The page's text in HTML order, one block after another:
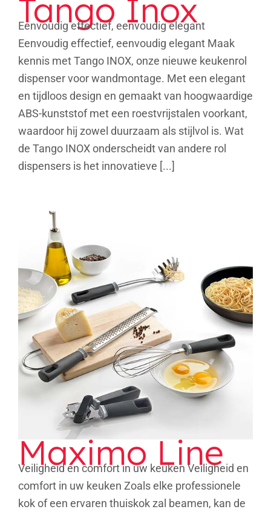
Tango Inox
Eenvoudig effectief, eenvoudig elegant
Eenvoudig effectief, eenvoudig elegant Maak
kennis met Tango INOX, onze nieuwe keukenrol
dispenser voor wandmontage. Met een elegant
en tijdloos design en gemaakt van hoogwaardige
ABS-kunststof met een roestvrijstalen voorkant,
waardoor hij zowel duurzaam als stijlvol is. Wat
de Tango INOX onderscheidt van andere rol
dispensers is het innovatieve [...]
Maximo Line
Maximo Line
Veiligheid en comfort in uw keuken Veiligheid en
comfort in uw keuken Zoals elke professionele
kok of een ervaren thuiskok zal beamen, kan de